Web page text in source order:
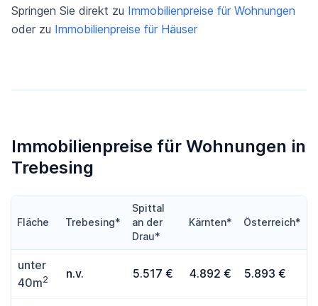
Springen Sie direkt zu Immobilienpreise für Wohnungen
oder zu Immobilienpreise für Häuser
Immobilienpreise für Wohnungen in
Trebesing
Fläche Trebesing*
Spittal
an der
Drau*
Kärnten* Österreich*
unter
40m2 n.v. 5.517 € 4.892 € 5.893 €